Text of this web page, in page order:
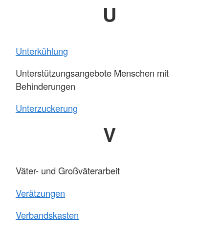
U
Unterkühlung
Unterstützungsangebote Menschen mit
Behinderungen
Unterzuckerung
V
Väter- und Großväterarbeit
Verätzungen
Verbandskasten